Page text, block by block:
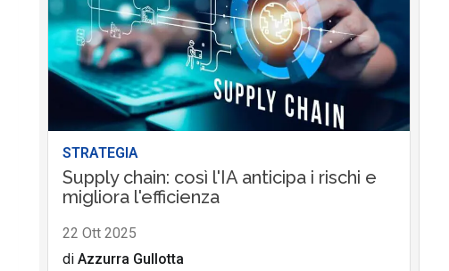
STRATEGIA
Supply chain: così l'IA anticipa i rischi e
migliora l'efficienza
22 Ott 2025
di Azzurra Gullotta